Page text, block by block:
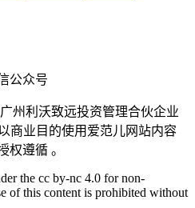
公众号
广州利沃致远投资管理合伙企业
商业目的使用爱范儿网站内容
权遵循 。
the cc by-nc 4.0 for non-
of this content is prohibited without